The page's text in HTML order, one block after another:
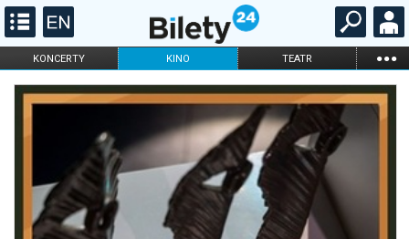
KONCERTY KINO TEATR ...
FILHARMONIA OPERA I BALET
STAND-UP
KARNETY